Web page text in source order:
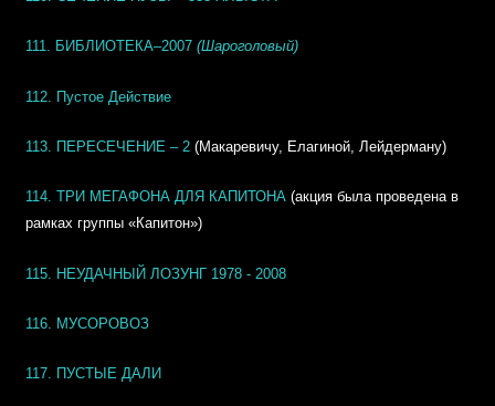
111. БИБЛИОТЕКА–2007 (Шароголовый)
112. Пустое Действие
113. ПЕРЕСЕЧЕНИЕ – 2(Макаревичу, Елагиной, Лейдерману)
114. ТРИ МЕГАФОНА ДЛЯ КАПИТОНА(акция была проведена в
рамках группы «Капитон»)
115. НЕУДАЧНЫЙ ЛОЗУНГ 1978 - 2008
116. МУСОРОВОЗ
117. ПУСТЫЕ ДАЛИ